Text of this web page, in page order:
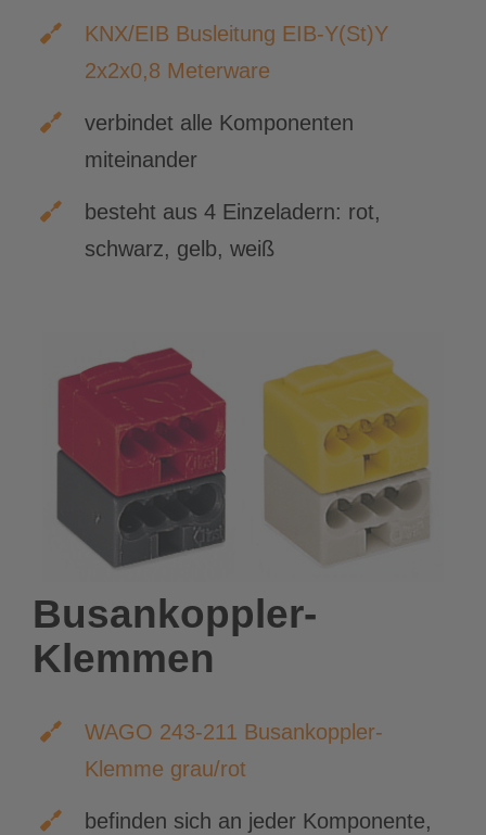
KNX/EIB Busleitung EIB-Y(St)Y
2x2x0,8 Meterware
verbindet alle Komponenten
miteinander
besteht aus 4 Einzeladern: rot,
schwarz, gelb, weiß
Busankoppler-
Klemmen
WAGO 243-211 Busankoppler-
Klemme grau/rot
befinden sich an jeder Komponente,